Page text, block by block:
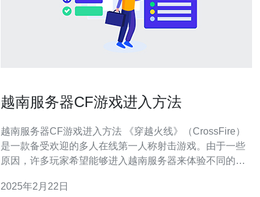
越南服务器CF游戏进入方法
越南服务器CF游戏进入方法 《穿越火线》（CrossFire）
是一款备受欢迎的多人在线第一人称射击游戏。由于一些
原因，许多玩家希望能够进入越南服务器来体验不同的游
戏。 步骤一：下载越南服务器客户端 首先，你需要下载越
2025年2月22日